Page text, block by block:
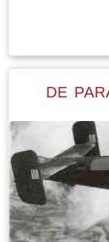
oorlog in mei
het
ontving de
moedige
DE